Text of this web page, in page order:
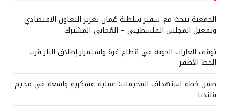
الجمعية تبحث مع سفير سلطنة عُمان تعزيز التعاون الاقتصادي
وتفعيل المجلس الفلسطيني – العُماني المشترك
توقف الغارات الجوية في قطاع غزة واستمرار إطلاق النار قرب
الخط الأصفر
ضمن خطة استهداف المخيمات: عملية عسكرية واسعة في مخيم
قلنديا